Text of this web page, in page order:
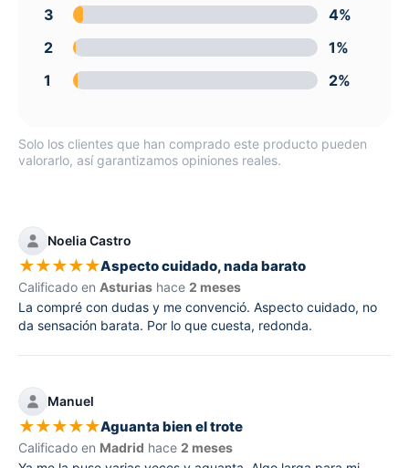
3
4%
2
1%
1
2%
Solo los clientes que han comprado este producto pueden
valorarlo, así garantizamos opiniones reales.
Noelia Castro
★★★★★Aspecto cuidado, nada barato
Calificado en Asturias hace 2 meses
La compré con dudas y me convenció. Aspecto cuidado, no
da sensación barata. Por lo que cuesta, redonda.
Manuel
★★★★★Aguanta bien el trote
Calificado en Madrid hace 2 meses